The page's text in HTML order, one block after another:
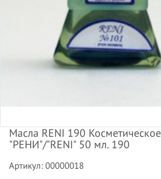
Масла RENI 190
"РЕНИ"/"RENI" 50 мл. 190
Артикул: 00000018